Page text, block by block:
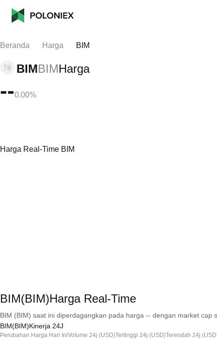
Beranda Harga BIM
BIMBIMHarga
--0.00%
Harga Real-Time BIM
BIM(BIM)Harga Real-Time
BIM (BIM) saat ini diperdagangkan pada harga -- dengan market cap
BIM(BIM)Kinerja 24J
Perubahan Harga Hari IniVolume 24j (USD)Tertinggi 24j (USD)Terendah 24j